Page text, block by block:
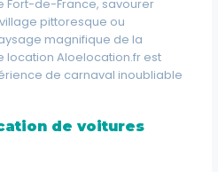
Fort-de-France, savourer
pittoresque ou
magnifique de la
location Aloelocation.fr est
de carnaval inoubliable
de voitures